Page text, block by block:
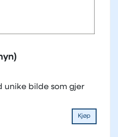
unike bilde som gjer
Kjøp